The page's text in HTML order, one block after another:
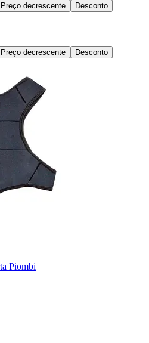
Preço decrescente Desconto
Preço decrescente Desconto
Piombi